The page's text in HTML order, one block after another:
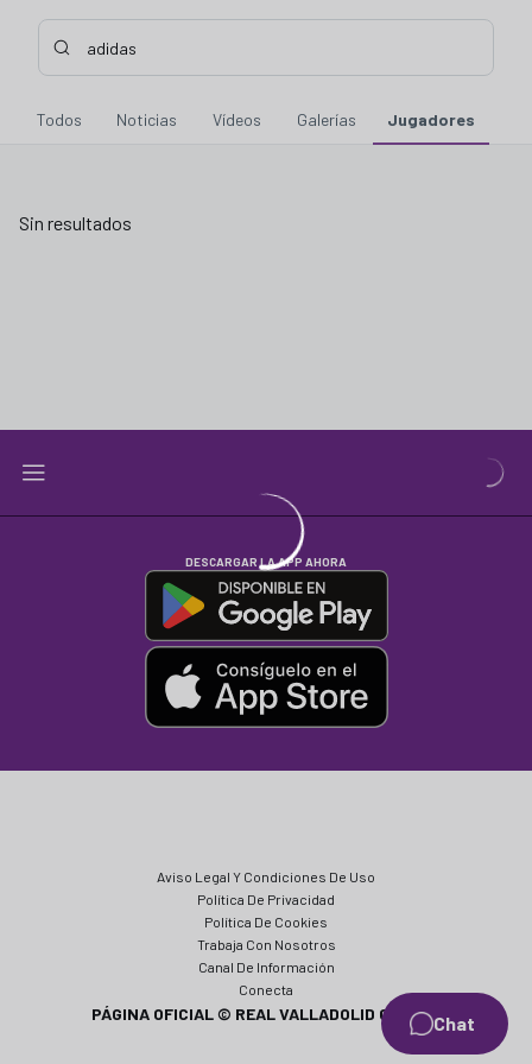
Chat
Introduce tu búsqueda, espera unos instantes y te
Todos Noticias Vídeos Galerías Jugadores
Sin resultados
DESCARGAR LA APP AHORA
Aviso Legal Y Condiciones De Uso
Política De Privacidad
Política De Cookies
Trabaja Con Nosotros
Canal De Información
Conecta
PÁGINA OFICIAL © REAL VALLADOLID CF 2024